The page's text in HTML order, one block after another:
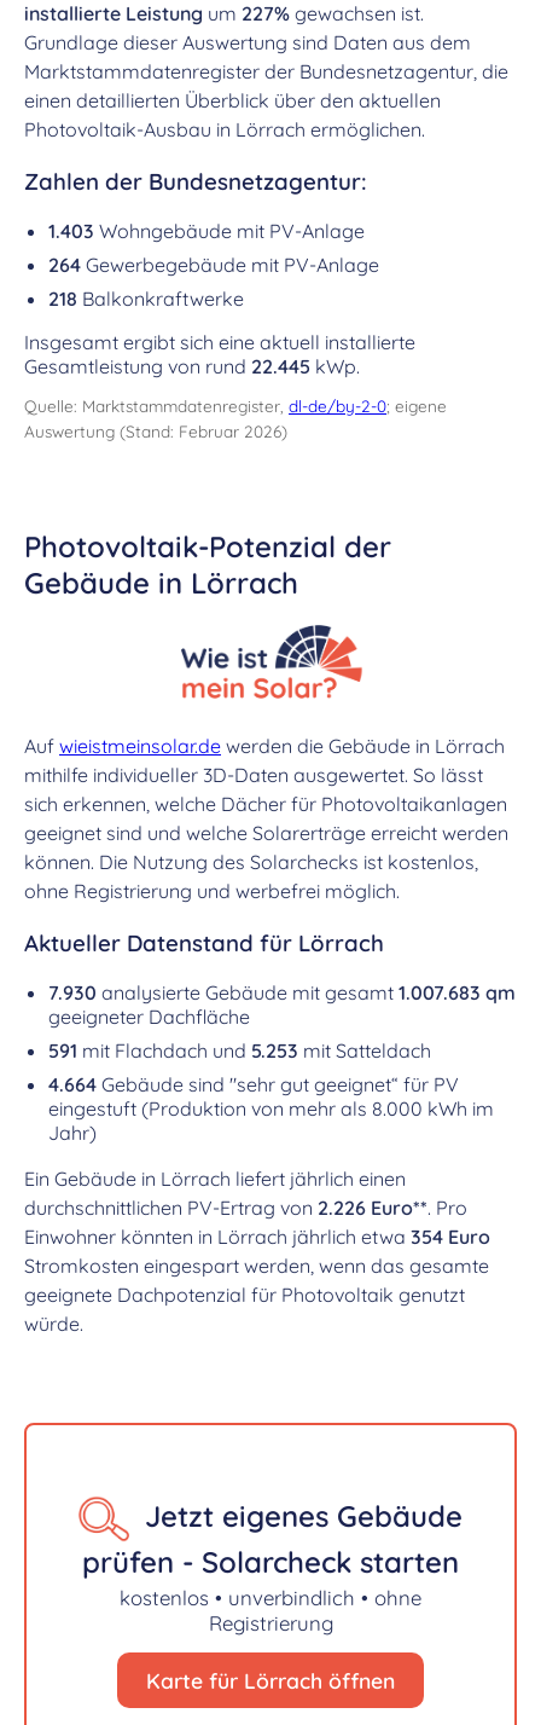
installierte Leistung um 227% gewachsen ist.
Grundlage dieser Auswertung sind Daten aus dem
Marktstammdatenregister der Bundesnetzagentur, die
einen detaillierten Überblick über den aktuellen
Photovoltaik-Ausbau in Lörrach ermöglichen.
Zahlen der Bundesnetzagentur:
1.403 Wohngebäude mit PV-Anlage
264 Gewerbegebäude mit PV-Anlage
218 Balkonkraftwerke
Insgesamt ergibt sich eine aktuell installierte
Gesamtleistung von rund 22.445 kWp.
Quelle: Marktstammdatenregister, dl-de/by-2-0; eigene
Auswertung (Stand: Februar 2026)
Photovoltaik-Potenzial der
Gebäude in Lörrach
Auf wieistmeinsolar.de werden die Gebäude in Lörrach
mithilfe individueller 3D-Daten ausgewertet. So lässt
sich erkennen, welche Dächer für Photovoltaikanlagen
geeignet sind und welche Solarerträge erreicht werden
können. Die Nutzung des Solarchecks ist kostenlos,
ohne Registrierung und werbefrei möglich.
Aktueller Datenstand für Lörrach
7.930 analysierte Gebäude mit gesamt 1.007.683 qm
geeigneter Dachfläche
591 mit Flachdach und 5.253 mit Satteldach
4.664 Gebäude sind "sehr gut geeignet“ für PV
eingestuft (Produktion von mehr als 8.000 kWh im
Jahr)
Ein Gebäude in Lörrach liefert jährlich einen
durchschnittlichen PV-Ertrag von 2.226 Euro**. Pro
Einwohner könnten in Lörrach jährlich etwa 354 Euro
Stromkosten eingespart werden, wenn das gesamte
geeignete Dachpotenzial für Photovoltaik genutzt
würde.
Jetzt eigenes Gebäude
prüfen - Solarcheck starten
kostenlos • unverbindlich • ohne
Registrierung
Karte für Lörrach öffnen